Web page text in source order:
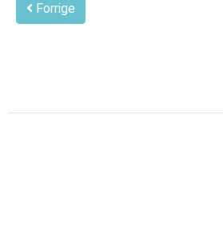
Forrige